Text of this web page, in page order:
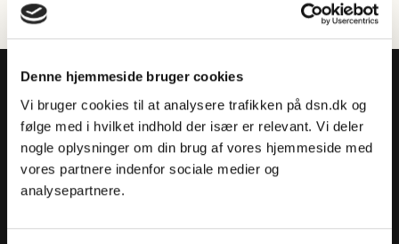
Denne hjemmeside bruger cookies
Vi bruger cookies til at analysere trafikken på dsn.dk og
følge med i hvilket indhold der især er relevant. Vi deler
nogle oplysninger om din brug af vores hjemmeside med
vores partnere indenfor sociale medier og
analysepartnere.
Dansk Sprognævn
Adelgade 119 B
5400 Bogense